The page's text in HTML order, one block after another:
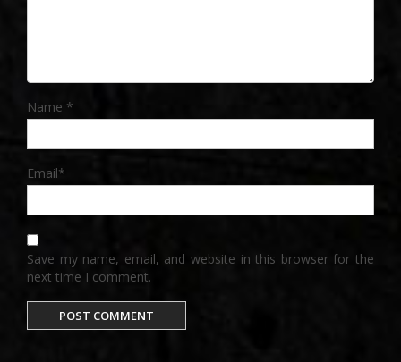
Name *
Email*
Save my name, email, and website in this browser for the
next time I comment.